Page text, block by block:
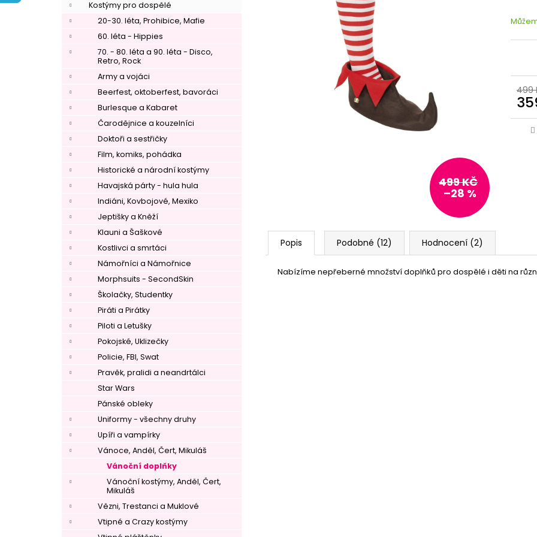
Kostýmy pro dospělé
20-30. léta, Prohibice, Mafie
60. léta - Hippies
70. - 80. léta a 90. léta - Disco,
Retro, Rock
Army a vojáci
Beerfest, oktoberfest, bavoráci
Burlesque a Kabaret
Čarodějnice a kouzelníci
Doktoři a sestřičky
Film, komiks, pohádka
Historické a národní kostýmy
Havajská párty - hula hula
Indiáni, Kovbojové, Mexiko
Jeptišky a Kněží
Klauni a Šaškové
Kostlivci a smrtáci
Námořníci a Námořnice
Morphsuits - SecondSkin
Školačky, Studentky
Piráti a Pirátky
Piloti a Letušky
Pokojské, Uklizečky
Policie, FBI, Swat
Pravěk, pralidi a neandrtálci
Star Wars
Pánské obleky
Uniformy - všechny druhy
Upíři a vampírky
Vánoce, Anděl, Čert, Mikuláš
Vánoční doplňky
Vánoční kostýmy, Anděl, Čert,
Mikuláš
Vězni, Trestanci a Muklové
Vtipné a Crazy kostýmy
499
499 KČ
–28 %
Popis Podobné (12) Hodnocení (2)
Nabízíme nepřeberné množství doplňků pro dospělé i děti na